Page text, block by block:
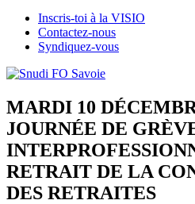
Inscris-toi à la VISIO
Contactez-nous
Syndiquez-vous
MARDI 10
JOURNÉE DE
RETRAIT DE LA
DES RETRAITES